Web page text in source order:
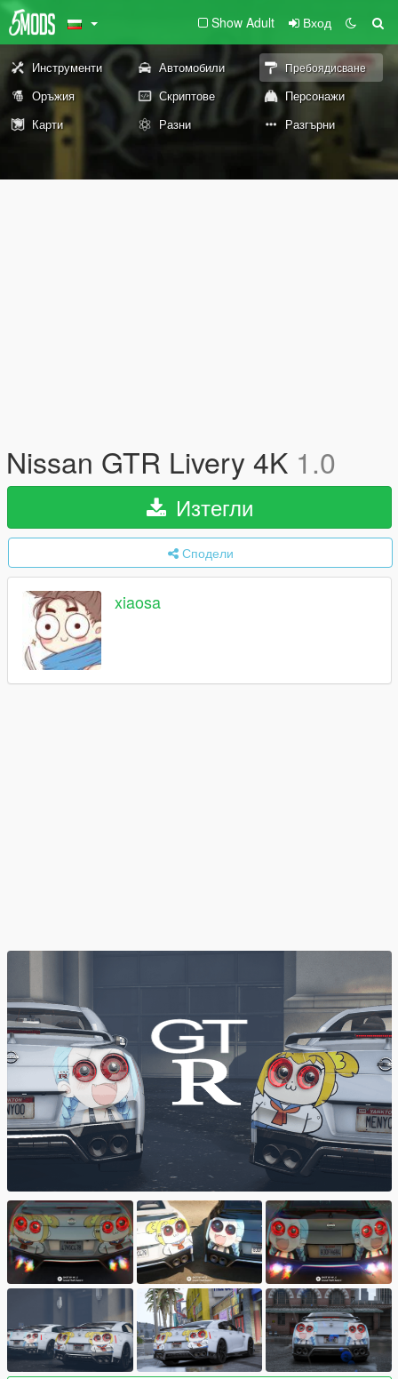
Show Adult Вход
Инструменти Автомобили Пребоядисване
Оръжия Скриптове
Персонажи
Карти
Разни Разгърни
Nissan GTR Livery 4K 1.0
Изтегли
Сподели
xiaosa